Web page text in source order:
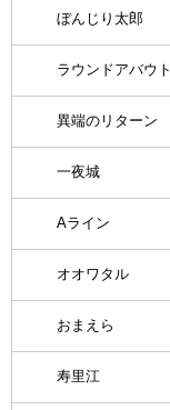
ぼんじり太郎
ラウンドアバウト
異端のリターン
一夜城
Aライン
オオワタル
おまえら
寿里江